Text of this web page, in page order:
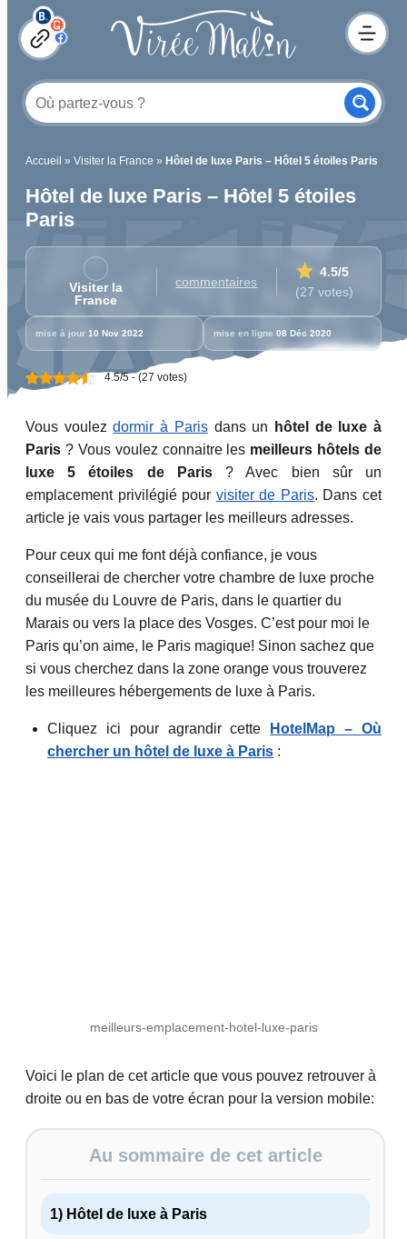
Accueil » Visiter la France » Hôtel de luxe Paris – Hôtel 5 étoiles Paris
Hôtel de luxe Paris – Hôtel 5 étoiles
Paris
Visiter la
France
commentaires
4.5/5
(27 votes)
mise à jour 10 Nov 2022 mise en ligne 08 Déc 2020
4.5/5 - (27 votes)
Vous voulezdormir à Parisdans un
hôtel de luxe à
Paris ? Vous voulez connaitre les meilleurs hôtels de
luxe 5 étoiles de Paris? Avec bien sûr un
emplacement privilégié pour visiter de Paris. Dans cet
article je vais vous partager les meilleurs adresses.
Pour ceux qui me font déjà confiance, je vous
conseillerai de chercher votre chambre de luxe proche
du musée du Louvre de Paris, dans le quartier du
Marais ou vers la place des Vosges. C’est pour moi le
Paris qu’on aime, le Paris magique! Sinon sachez que
si vous cherchez dans la zone orange vous trouverez
les meilleures hébergements de luxe à Paris.
Cliquez ici pour agrandir cette
HotelMap – Où
chercher un hôtel de luxe à Paris :
meilleurs-emplacement-hotel-luxe-paris
Voici le plan de cet article que vous pouvez retrouver à
droite ou en bas de votre écran pour la version mobile:
Au sommaire de cet article
1) Hôtel de luxe à Paris